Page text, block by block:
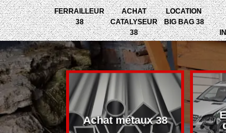
FERRAILLEUR
38
ACHAT
CATALYSEUR
38
LOCATION
BIG BAG 38
38 Achat métaux 38